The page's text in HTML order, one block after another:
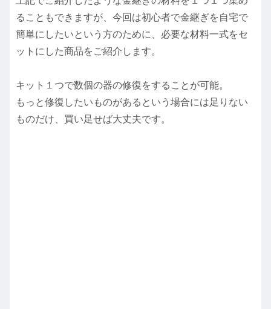
ることもできますが、今回は初心者で金継ぎを自宅で
簡単にしたいという方のために、必要な材料一式をセ
ットにした商品をご紹介します。
キット１つで数個の器の修復をすることが可能。
もっと修復したいものがあるという場合には足りない
ものだけ、買い足せば大丈夫です。